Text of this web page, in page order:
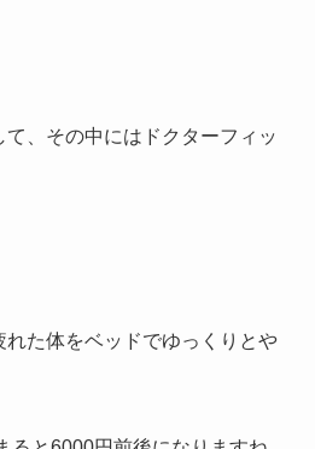
、その中にはドクターフィッ
た体をベッドでゆっくりとや